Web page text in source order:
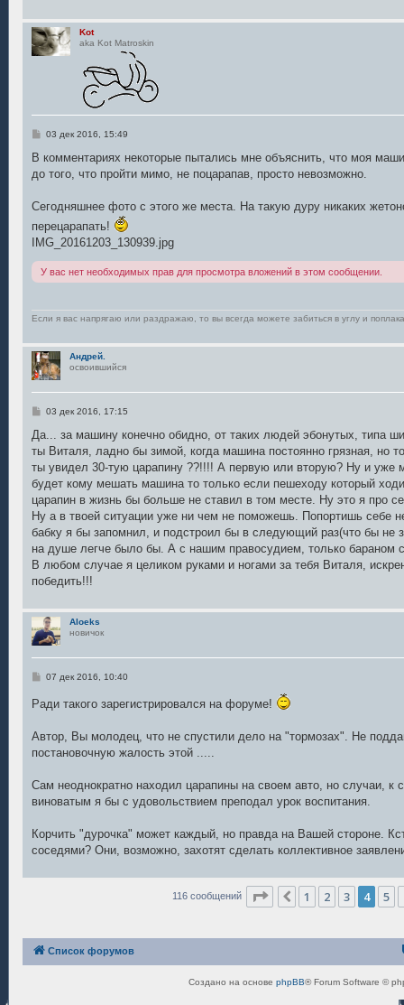
Kot
aka Kot Matroskin
С
о
щ
и
03 дек 2016, 15:49
В комментариях некоторые пытались мне объяснить, что моя
до того, что пройти мимо, не поцарапав, просто невозможно.
Сегодняшнее фото с этого же места. На такую дуру никаких
перецарапать!
IMG_20161203_130939.jpg
У вас нет необходимых прав для просмотра вложений в этом сообщении.
Если я вас напрягаю или раздражаю, то вы всегда можете забиться в углу и
Андрей.
освоившийся
С
о
щ
е
и
е
03 дек 2016, 17:15
Да... за машину конечно обидно, от таких людей эбонутых, типа
ты Виталя, ладно бы зимой, когда машина постоянно грязная, но
ты увидел 30-тую царапину ??!!!! А первую или вторую? Ну и уже
будет кому мешать машина то только если пешеходу который
царапин в жизнь бы больше не ставил в том месте. Ну это я про
Ну а в твоей ситуации уже ни чем не поможешь. Попортишь себе
бабку я бы запомнил, и подстроил бы в следующий раз(что бы не
на душе легче было бы. А с нашим правосудием, только бараном
В любом случае я целиком руками и ногами за тебя Виталя,
победить!!!
Aloeks
новичок
С
б
н
и
07 дек 2016, 10:40
Ради такого зарегистрировался на форуме!
Автор, Вы молодец, что не спустили дело на "тормозах". Не
постановочную жалость этой .....
Сам неоднократно находил царапины на своем авто, но случаи,
виноватым я бы с удовольствием преподал урок воспитания.
Корчить "дурочка" может каждый, но правда на Вашей стороне.
соседями? Они, возможно, захотят сделать коллективное
116 сообщений Страница из
Пред.
1 2 3 4 5
Список форумов
Создано на основе phpBB® Forum Software ©